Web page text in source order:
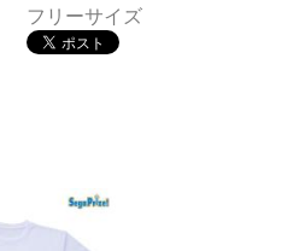
フリーサイズ